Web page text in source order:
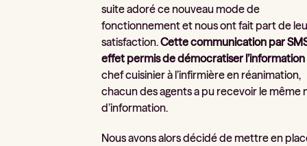
suite adoré ce nouveau mode de
fonctionnement et nous ont fait part de
satisfaction.Cette communication par
effet permis de démocratiser l’information
chef cuisinier à l’infirmière en réanimation,
chacun des agents a pu recevoir le même
d’information.
Nous avons alors décidé de mettre en